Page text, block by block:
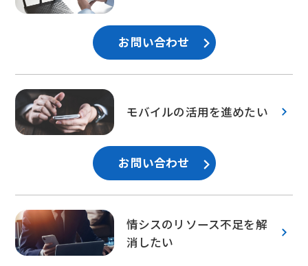
お問い合わせ
モバイルの活用を進めたい
お問い合わせ
情シスのリソース不足を解
消したい